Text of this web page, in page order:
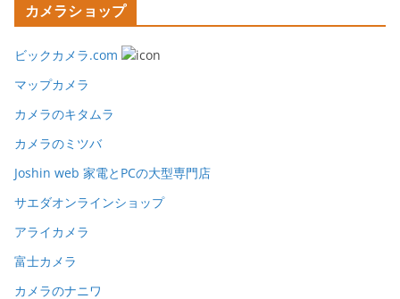
カメラショップ
ビックカメラ.com
マップカメラ
カメラのキタムラ
カメラのミツバ
Joshin web 家電とPCの大型専門店
サエダオンラインショップ
アライカメラ
富士カメラ
カメラのナニワ